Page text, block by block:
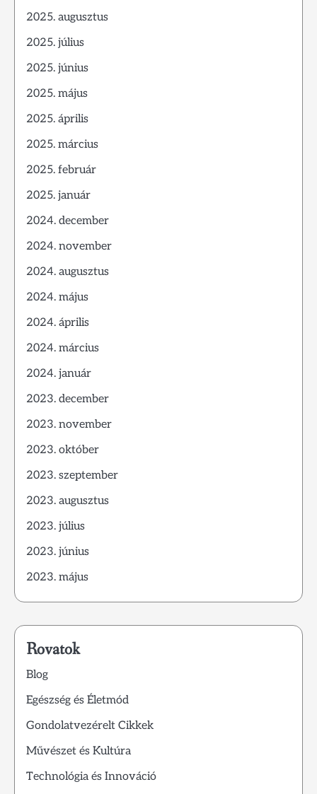
2025. augusztus
2025. július
2025. június
2025. május
2025. április
2025. március
2025. február
2025. január
2024. december
2024. november
2024. augusztus
2024. május
2024. április
2024. március
2024. január
2023. december
2023. november
2023. október
2023. szeptember
2023. augusztus
2023. július
2023. június
2023. május
Rovatok
Blog
Egészség és Életmód
Gondolatvezérelt Cikkek
Művészet és Kultúra
Technológia és Innováció